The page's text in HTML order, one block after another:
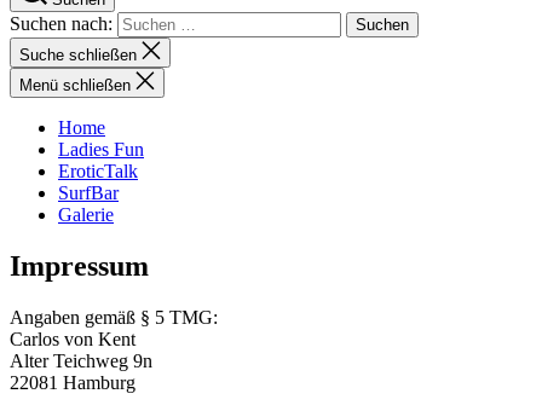
Suchen nach:
Suche schließen
Menü schließen
Home
Ladies Fun
EroticTalk
SurfBar
Galerie
Impressum
Angaben gemäß § 5 TMG:
Carlos von Kent
Alter Teichweg 9n
22081 Hamburg